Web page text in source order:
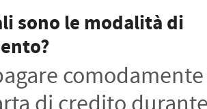
sono le modalità di